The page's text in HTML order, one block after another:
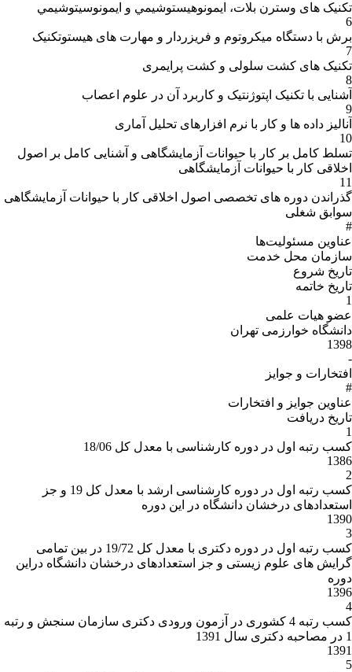
تکنیک های وسترن بلات، ايمونوهيستوشيمي و ايمونوسيتوشيمي
6
برش با دستگاه میکروتوم و فریزردار و مهارت های هیستوتکنیک
7
تکنیک های کشت سلولی و کشت پرایمری
8
آشنایی با تکنیک اپتوژنتیک و کاربرد آن در علوم اعصاب
9
آنالیز داده ها و کار با نرم افزارهای تحلیل آماری
10
تسلط کامل بر کار با حیوانات آزمایشگاهی و آشنایی کامل بر اصول
اخلاقی کار با حیوانات آزمایشگاهی
11
گذراندن دوره های تخصصی اصول اخلاقی کار با حیوانات آزمایشگاهی
سوابق شغلی
#
عناوین مسئولیت‌ها
سازمان محل خدمت
تاریخ شروع
تاریخ خاتمه
1
عضو هیات علمی
دانشگاه خوارزمی تهران
1398
-
افتخارات و جوایز
#
عناوین جوایز و افتخارات
تاریخ دریافت
1
کسب رتبه اول در دوره کارشناسی با معدل کل 18/06
1386
2
کسب رتبه اول در دوره کارشناسی ارشد با معدل کل 19 و جز
استعدادهای درخشان دانشگاه در این دوره
1390
3
کسب رتبه اول در دوره دکتری با معدل کل 19/72 در بین تمامی
گرایش های علوم زیستی و جز استعدادهای درخشان دانشگاه دراین
دوره
1396
4
کسب رتبه 4 کشوری در آزمون ورودی دکتری سازمان سنجش و رتبه
1 در مصاحبه دکتری سال 1391
1391
5